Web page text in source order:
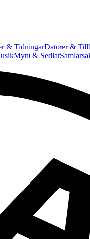
& TidningarDatorer &
Mynt & Sedlar